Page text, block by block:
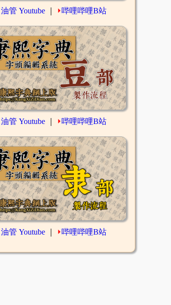
油管 Youtube ⏵哔哩哔哩B站
油管 Youtube ⏵哔哩哔哩B站
油管 Youtube ⏵哔哩哔哩B站